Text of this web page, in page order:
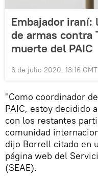
Embajador iraní:
de armas contra
muerte del PAIC
6 de julio 2020, 13:16 GMT
"Como coordinador
PAIC, estoy decidido
con los restantes
comunidad
dijo Borrell citado en
página web del
(SEAE).